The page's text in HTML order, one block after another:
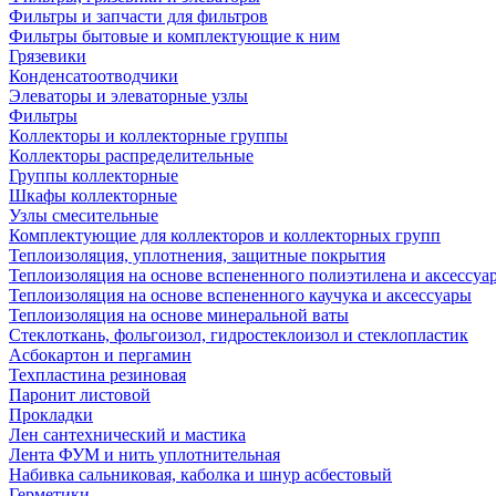
Фильтры и запчасти для фильтров
Фильтры бытовые и комплектующие к ним
Грязевики
Конденсатоотводчики
Элеваторы и элеваторные узлы
Фильтры
Коллекторы и коллекторные группы
Коллекторы распределительные
Группы коллекторные
Шкафы коллекторные
Узлы смесительные
Комплектующие для коллекторов и коллекторных групп
Теплоизоляция, уплотнения, защитные покрытия
Теплоизоляция на основе вспененного полиэтилена и
Теплоизоляция на основе вспененного каучука и аксессуары
Теплоизоляция на основе минеральной ваты
Стеклоткань, фольгоизол, гидростеклоизол и стеклопластик
Асбокартон и пергамин
Техпластина резиновая
Паронит листовой
Прокладки
Лен сантехнический и мастика
Лента ФУМ и нить уплотнительная
Набивка сальниковая, каболка и шнур асбестовый